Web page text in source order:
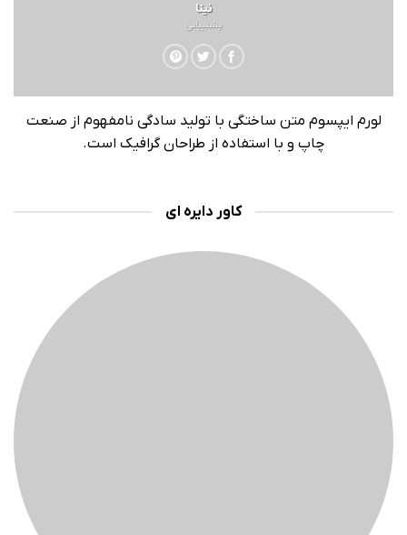
نینا
پشتیبانی
لورم ایپسوم متن ساختگی با تولید سادگی نامفهوم از صنعت
چاپ و با استفاده از طراحان گرافیک است.
کاور دایره ای